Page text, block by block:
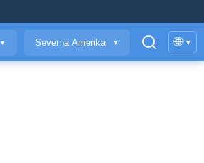
▼ Severna Amerika ▼ 🌐 ▾